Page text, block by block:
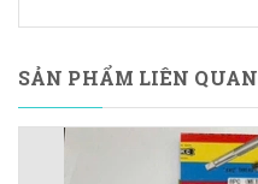
SẢN PHẨM LIÊN QUAN